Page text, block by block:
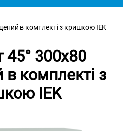
в комплекті з кришкою IEK
45° 300х80
комплекті з
IEK